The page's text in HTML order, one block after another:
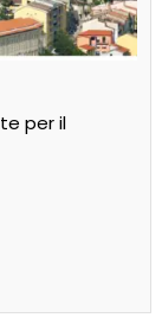
per il